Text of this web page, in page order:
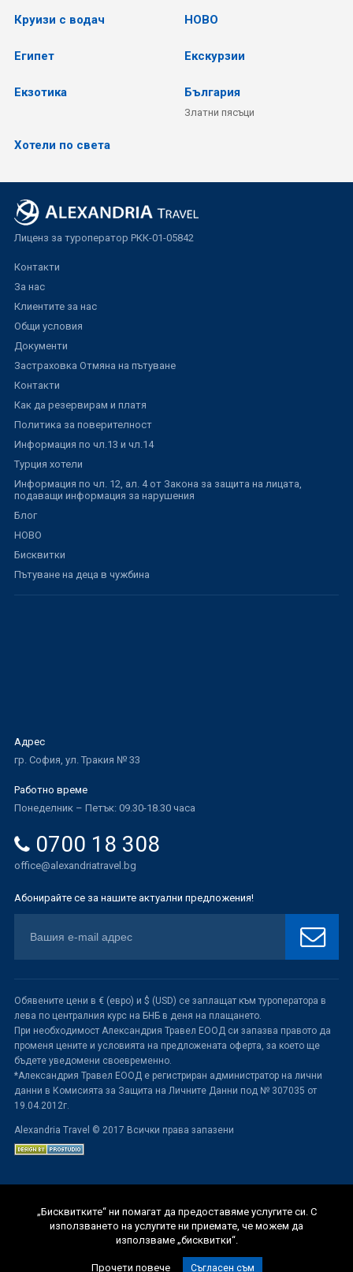
Круизи с водач НОВО
Египет Екскурзии
Екзотика България
Златни пясъци
Хотели по света
Лиценз за туроператор РКК-01-05842
Контакти
За нас
Клиентите за нас
Общи условия
Документи
Застраховка Отмяна на пътуване
Контакти
Как да резервирам и платя
Политика за поверителност
Информация по чл.13 и чл.14
Турция хотели
Информация по чл. 12, ал. 4 от Закона за защита на лицата,
подаващи информация за нарушения
Блог
НОВО
Бисквитки
Пътуване на деца в чужбина
Адрес
гр. София, ул. Тракия № 33
Работно време
Понеделник – Петък: 09.30-18.30 часа
0700 18 308
office@alexandriatravel.bg
Абонирайте се за нашите актуални предложения!
Обявените цени в € (евро) и $ (USD) се заплащат към туроператора в
лева по централния курс на БНБ в деня на плащането.
При необходимост Александрия Травел ЕООД си запазва правото да
променя цените и условията на предложената оферта, за което ще
бъдете уведомени своевременно.
*Александрия Травел ЕООД е регистриран администратор на лични
данни в Комисията за Защита на Личните Данни под № 307035 от
19.04.2012г.
Alexandria Travel © 2017 Всички права запазени
„Бисквитките“ ни помагат да предоставяме услугите си. С
използването на услугите ни приемате, че можем да
използваме „бисквитки“.
Прочети повече Съгласен съм